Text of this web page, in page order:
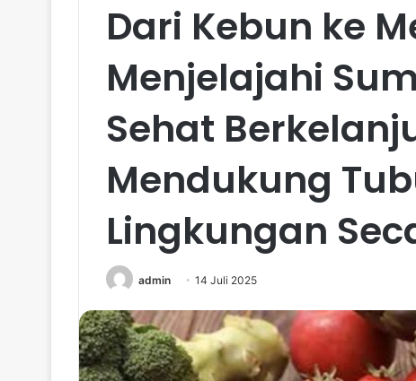
Dari Kebun ke
Menjelajahi
Sehat
Mendukung
Lingkungan
admin 14 Juli 2025